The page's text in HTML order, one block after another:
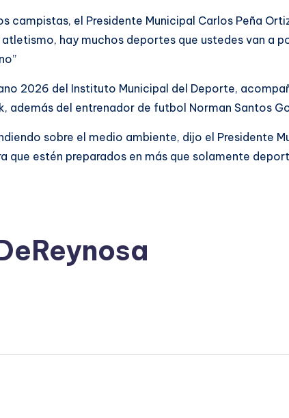
campistas, el Presidente Municipal Carlos Peña
hay muchos deportes que ustedes van a
2026 del Instituto Municipal del Deporte,
además del entrenador de futbol Norman Santos
sobre el medio ambiente, dijo el Presidente
que estén preparados en más que solamente